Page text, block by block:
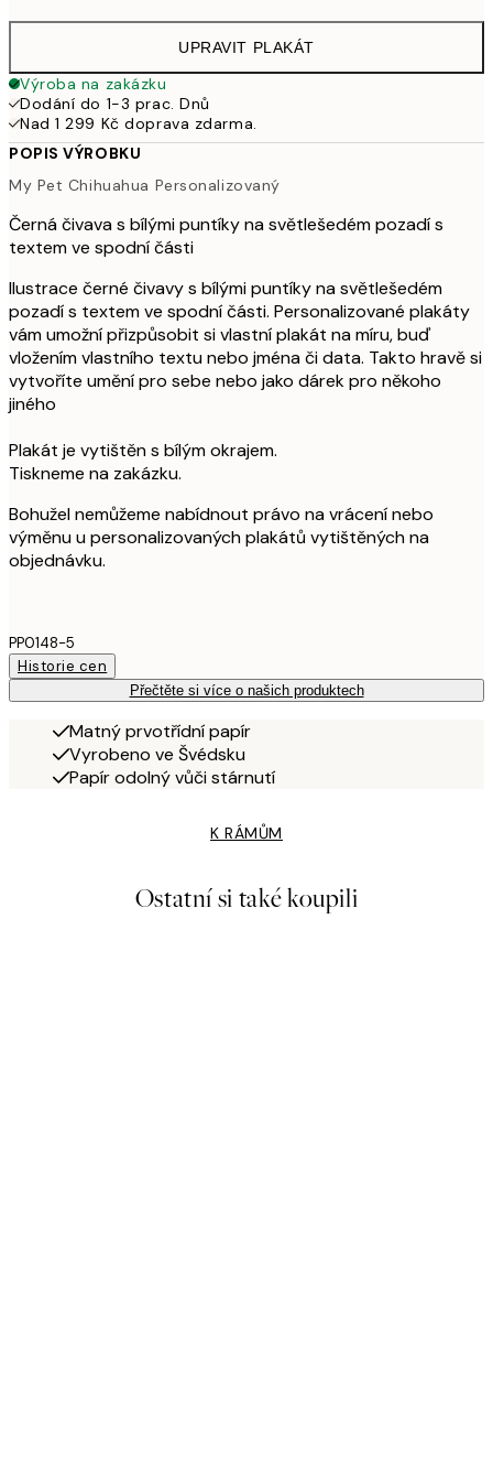
UPRAVIT PLAKÁT
Výroba na zakázku
Dodání do 1-3 prac. Dnů
Nad 1 299 Kč doprava zdarma.
POPIS VÝROBKU
My Pet Chihuahua Personalizovaný
Černá čivava s bílými puntíky na světlešedém pozadí s
textem ve spodní části
Ilustrace černé čivavy s bílými puntíky na světlešedém
pozadí s textem ve spodní části. Personalizované plakáty
vám umožní přizpůsobit si vlastní plakát na míru, buď
vložením vlastního textu nebo jména či data. Takto hravě si
vytvoříte umění pro sebe nebo jako dárek pro někoho
jiného
Plakát je vytištěn s bílým okrajem.
Tiskneme na zakázku.
Bohužel nemůžeme nabídnout právo na vrácení nebo
výměnu u personalizovaných plakátů vytištěných na
objednávku.
PP0148-5
Historie cen
Přečtěte si více o našich produktech
Matný prvotřídní papír
Vyrobeno ve Švédsku
Papír odolný vůči stárnutí
K RÁMŮM
Ostatní si také koupili